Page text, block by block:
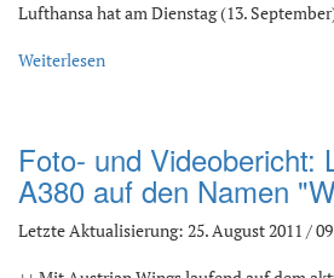
Lufthansa hat am Dienstag (13.
Weiterlesen
Foto- und Videobericht:
A380 auf den Namen
Letzte Aktualisierung: 25. August 2011 /